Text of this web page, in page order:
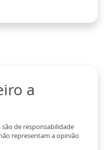
a
de responsabilidade
representam a opinião